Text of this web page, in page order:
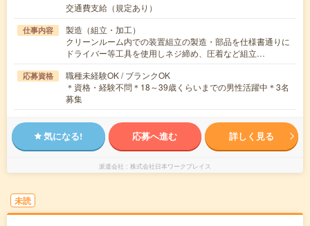
交通費支給（規定あり）
仕事内容
製造（組立・加工）
クリーンルーム内での装置組立の製造・部品を仕様書通りに
ドライバー等工具を使用しネジ締め、圧着など組立…
応募資格
職種未経験OK / ブランクOK
＊資格・経験不問＊18～39歳くらいまでの男性活躍中＊3名
募集
気になる! 応募へ進む 詳しく見る
派遣会社 株式会社日本ワークプレイス
未読